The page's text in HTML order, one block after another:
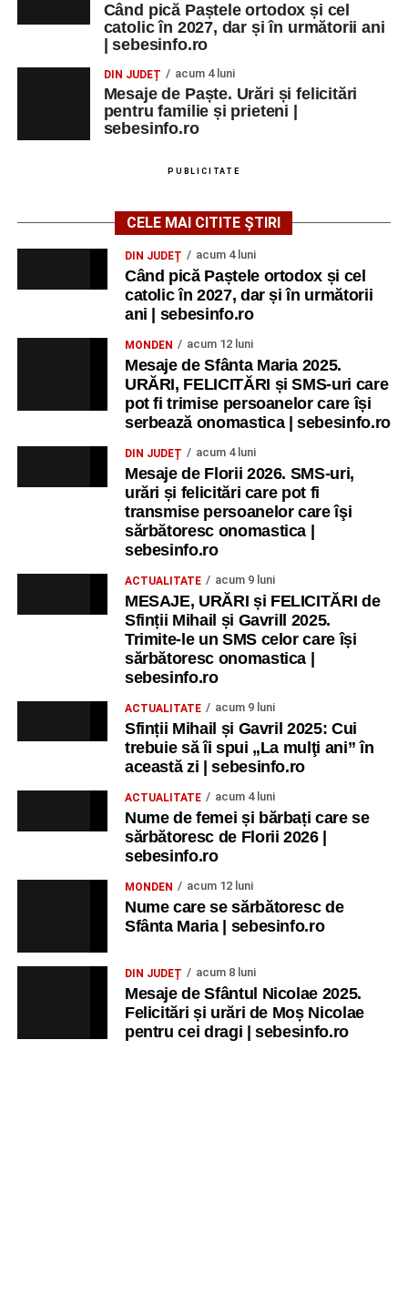
Când pică Paștele ortodox și cel
catolic în 2027, dar și în următorii ani
| sebesinfo.ro
DIN JUDEȚ acum 4 luni
Mesaje de Paște. Urări și felicitări
pentru familie și prieteni |
sebesinfo.ro
PUBLICITATE
CELE MAI CITITE ȘTIRI
DIN JUDEȚ acum 4 luni
Când pică Paștele ortodox și cel
catolic în 2027, dar și în următorii
ani | sebesinfo.ro
MONDEN acum 12 luni
Mesaje de Sfânta Maria 2025.
URĂRI, FELICITĂRI și SMS-uri care
pot fi trimise persoanelor care își
serbează onomastica | sebesinfo.ro
DIN JUDEȚ acum 4 luni
Mesaje de Florii 2026. SMS-uri,
urări și felicitări care pot fi
transmise persoanelor care îşi
sărbătoresc onomastica |
sebesinfo.ro
ACTUALITATE acum 9 luni
MESAJE, URĂRI și FELICITĂRI de
Sfinții Mihail și Gavrill 2025.
Trimite-le un SMS celor care își
sărbătoresc onomastica |
sebesinfo.ro
ACTUALITATE acum 9 luni
Sfinții Mihail și Gavril 2025: Cui
trebuie să îi spui „La mulţi ani” în
această zi | sebesinfo.ro
ACTUALITATE acum 4 luni
Nume de femei și bărbați care se
sărbătoresc de Florii 2026 |
sebesinfo.ro
MONDEN acum 12 luni
Nume care se sărbătoresc de
Sfânta Maria | sebesinfo.ro
DIN JUDEȚ acum 8 luni
Mesaje de Sfântul Nicolae 2025.
Felicitări și urări de Moș Nicolae
pentru cei dragi | sebesinfo.ro